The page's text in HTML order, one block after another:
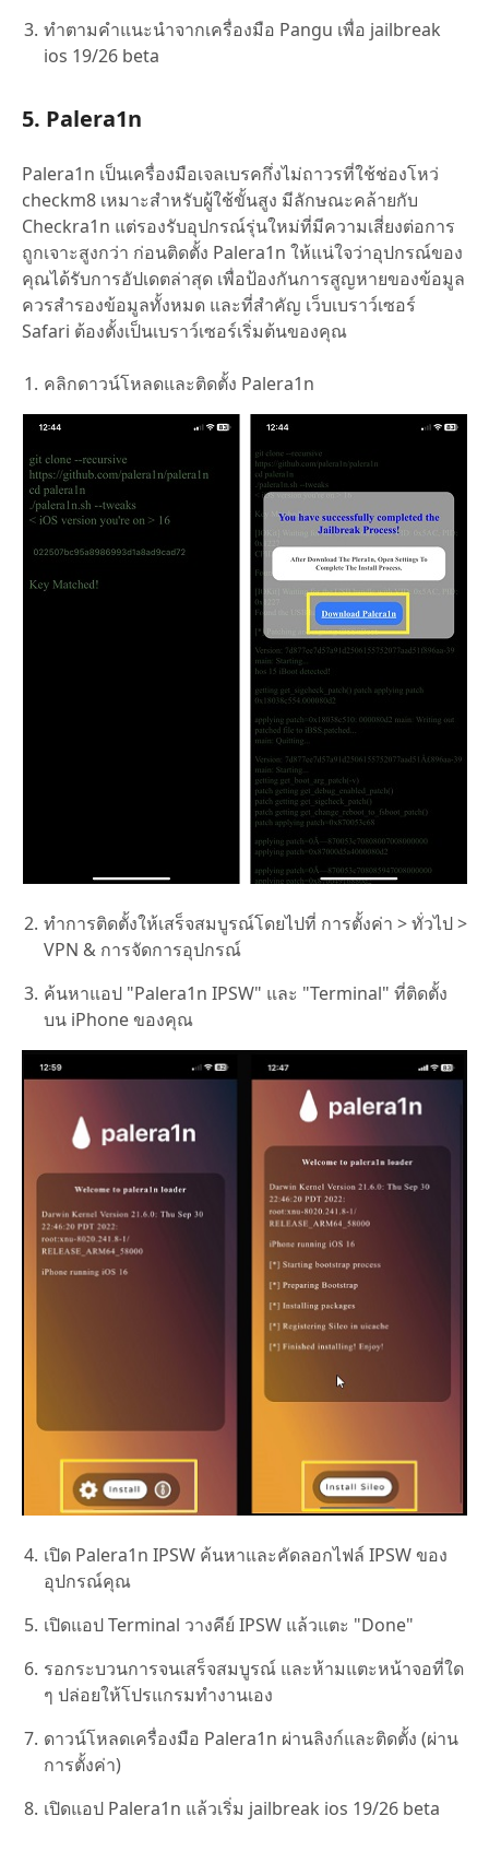
ทำตามคำแนะนำจากเครื่องมือ Pangu เพื่อ jailbreak
ios 19/26 beta
5. Palera1n
Palera1n เป็นเครื่องมือเจลเบรคกึ่งไม่ถาวรที่ใช้ช่องโหว่
checkm8 เหมาะสำหรับผู้ใช้ขั้นสูง มีลักษณะคล้ายกับ
Checkra1n แต่รองรับอุปกรณ์รุ่นใหม่ที่มีความเสี่ยงต่อการ
ถูกเจาะสูงกว่า ก่อนติดตั้ง Palera1n ให้แน่ใจว่าอุปกรณ์ของ
คุณได้รับการอัปเดตล่าสุด เพื่อป้องกันการสูญหายของข้อมูล
ควรสำรองข้อมูลทั้งหมด และที่สำคัญ เว็บเบราว์เซอร์
Safari ต้องตั้งเป็นเบราว์เซอร์เริ่มต้นของคุณ
คลิกดาวน์โหลดและติดตั้ง Palera1n
ทำการติดตั้งให้เสร็จสมบูรณ์โดยไปที่ การตั้งค่า > ทั่วไป >
VPN & การจัดการอุปกรณ์
ค้นหาแอป "Palera1n IPSW" และ "Terminal" ที่ติดตั้ง
บน iPhone ของคุณ
เปิด Palera1n IPSW ค้นหาและคัดลอกไฟล์ IPSW ของ
อุปกรณ์คุณ
เปิดแอป Terminal วางคีย์ IPSW แล้วแตะ "Done"
รอกระบวนการจนเสร็จสมบูรณ์ และห้ามแตะหน้าจอที่ใด
ๆ ปล่อยให้โปรแกรมทำงานเอง
ดาวน์โหลดเครื่องมือ Palera1n ผ่านลิงก์และติดตั้ง (ผ่าน
การตั้งค่า)
เปิดแอป Palera1n แล้วเริ่ม jailbreak ios 19/26 beta